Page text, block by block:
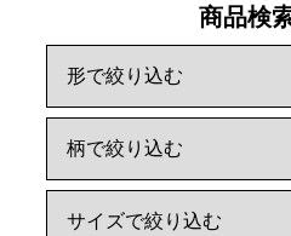
商品検